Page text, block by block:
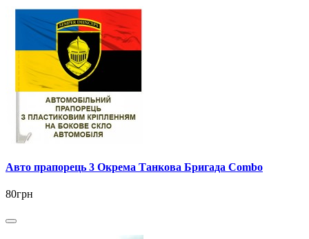
Авто прапорець 3 Окрема Танкова Бригада Combo
80грн